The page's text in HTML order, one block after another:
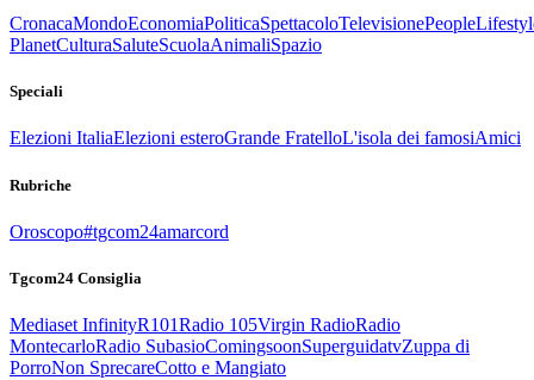
CronacaMondoEconomiaPoliticaSpettacoloTelevisionePeople
PlanetCulturaSaluteScuolaAnimaliSpazio
Speciali
Elezioni ItaliaElezioni esteroGrande FratelloL'isola dei famosiAmici
Rubriche
Oroscopo#tgcom24amarcord
Tgcom24 Consiglia
Mediaset InfinityR101Radio 105Virgin RadioRadio
MontecarloRadio SubasioComingsoonSuperguidatvZuppa di
PorroNon SprecareCotto e Mangiato